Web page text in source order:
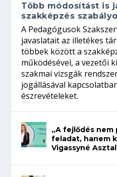
Több módosítást is
szakképzés
A Pedagógusok
javaslatait az illetékes
többek között a
működésével, a vezetői
szakmai vizsgák
jogállásával
észrevételeket.
„A fejlődés
feladat, hanem
Vigassyné